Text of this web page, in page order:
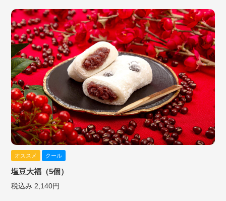
オススメ クール
塩豆大福（5個）
税込み 2,140円